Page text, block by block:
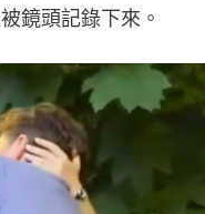
鏡頭記錄下來。